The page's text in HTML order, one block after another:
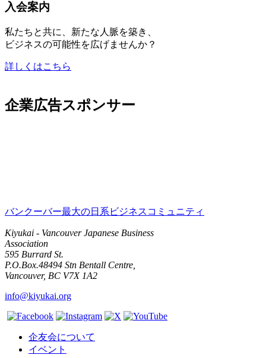
入会案内
私たちと共に、新たな人脈を築き、
ビジネスの可能性を広げませんか？
詳しくはこちら
企業広告スポンサー
バンクーバー最大の日系ビジネスコミュニティ
Kiyukai - Vancouver Japanese Business
Association
595 Burrard St.
P.O.Box.48494 Stn Bentall Centre,
Vancouver, BC V7X 1A2
info@kiyukai.org
企友会について
イベント